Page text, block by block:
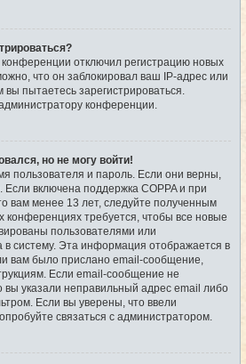
отключил регистрацию новых
что он заблокировал ваш IP-адрес или
пытаетесь зарегистрироваться.
конференции.
но не могу войти!
пользователя и пароль. Если они верны,
включена поддержка COPPA и при
вам менее 13 лет, следуйте полученным
конференциях требуется, чтобы все новые
пользователями или
в систему. Эта информация отображается в
вам было прислано email-сообщение,
Если email-сообщение не
вы указали неправильный адрес email либо
Если вы уверены, что ввели
связаться с администратором.